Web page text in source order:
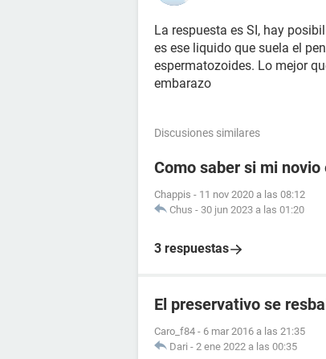
La respuesta es SI, hay
es ese liquido que suela el
espermatozoides. Lo mejor
embarazo
Discusiones similares
Como saber si mi
Chappis - 11 nov 2020 a las 08:12
Chus - 30 jun 2023 a las 01:20
3 respuestas
El preservativo se
Caro_f84 - 6 mar 2016 a las 21:35
Dari - 2 ene 2022 a las 00:35